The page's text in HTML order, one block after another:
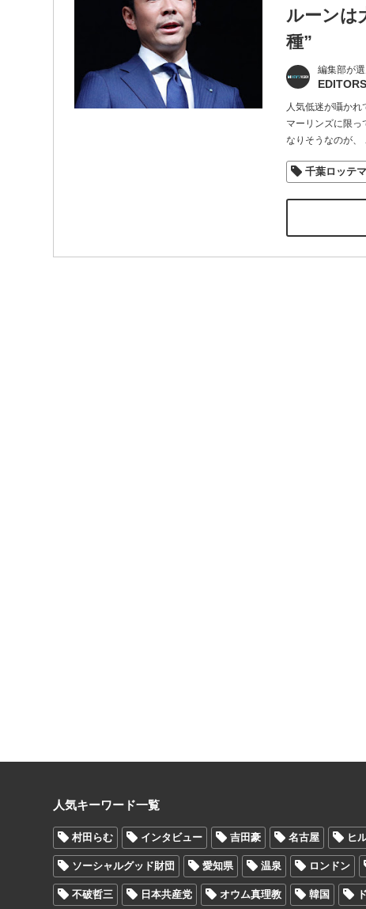
ルーンは
種”
編集部が
人気低迷が囁か
マーリンズに限っ
なりそうなのが、
千葉ロッテ
人気キーワード一覧
村田らむ インタビュー 吉田豪 名古屋 ヒ
ソーシャルグッド財団 愛知県 温泉 ロンドン
不破哲三 日本共産党 オウム真理教 韓国